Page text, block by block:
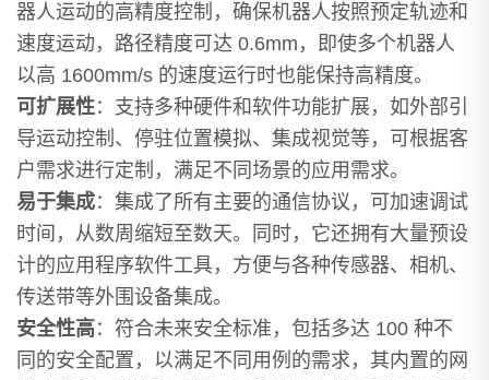
器人运动的高精度控制，确保机器人按照预定轨迹和
速度运动，路径精度可达 0.6mm，即使多个机器人
以高 1600mm/s 的速度运行时也能保持高精度。
可扩展性：支持多种硬件和软件功能扩展，如外部引
导运动控制、停驻位置模拟、集成视觉等，可根据客
户需求进行定制，满足不同场景的应用需求。
易于集成：集成了所有主要的通信协议，可加速调试
时间，从数周缩短至数天。同时，它还拥有大量预设
计的应用程序软件工具，方便与各种传感器、相机、
传送带等外围设备集成。
安全性高 ：符合未来安全标准，包括多达 100 种不
同的安全配置，以满足不同用例的需求，其内置的网